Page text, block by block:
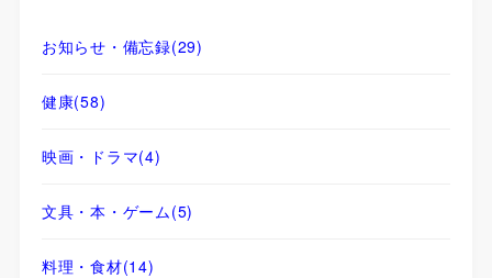
お知らせ・備忘録(29)
健康(58)
映画・ドラマ(4)
文具・本・ゲーム(5)
料理・食材(14)